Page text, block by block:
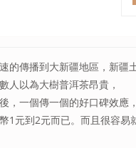
的傳播到大新疆地區，新疆
人以為大樹普洱茶昂貴，
，一個傳一個的好口碑效應
1元到2元而已。而且很容易